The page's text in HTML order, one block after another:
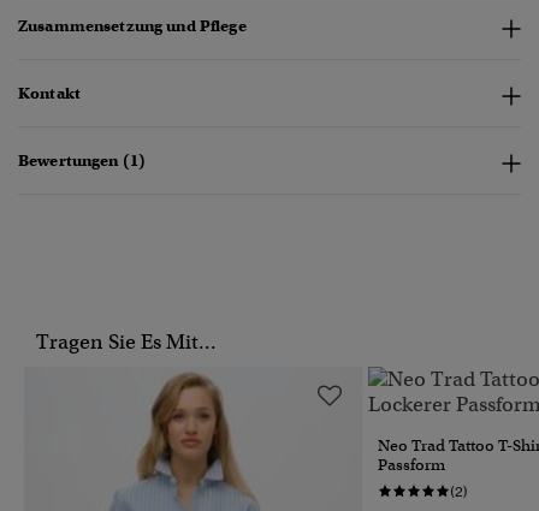
Zusammensetzung und Pflege
Kontakt
Bewertungen (1)
Tragen Sie Es Mit...
Neo Trad Tattoo T-
Passform
(2)